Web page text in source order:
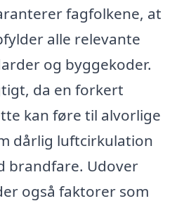
fagfolkene, at
alle relevante
og byggekoder.
da en forkert
kan føre til alvorlige
dårlig luftcirkulation
brandfare. Udover
også faktorer som